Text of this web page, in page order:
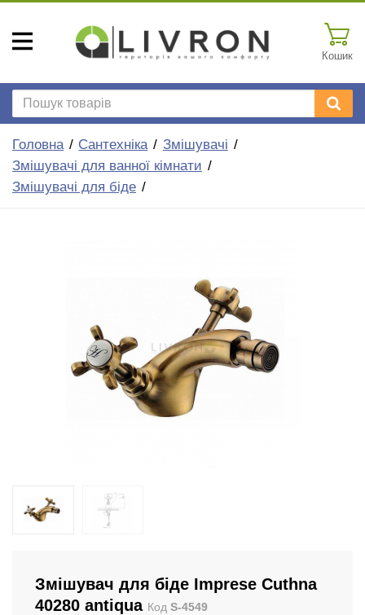
Кошик
Головна Сантехніка
Змішувачі
Змішувачі для ванної кімнати
Змішувачі для біде
Змішувач для біде Imprese Cuthna
40280 antiqua Код S-4549